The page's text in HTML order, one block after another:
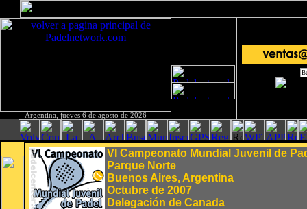
Argentina, jueves 6 de agosto de 2026
VI Campeonato Mundial Juvenil de
Parque Norte
Buenos Aires, Argentina
Octubre de 2007
Delegación de Canada